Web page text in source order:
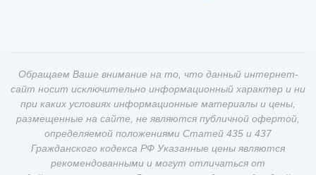
Обращаем Ваше внимание на то, что данный интернет-
сайт носит исключительно информационный характер и ни
при каких условиях информационные материалы и цены,
размещенные на сайте, не являются публичной офертой,
определяемой положениями Статей 435 и 437
Гражданского кодекса РФ Указанные цены являются
рекомендованными и могут отличаться от